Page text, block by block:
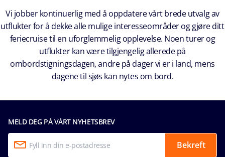
Vi jobber kontinuerlig med å oppdatere vårt brede utvalg av
utflukter for å dekke alle mulige interesseområder og gjøre ditt
feriecruise til en uforglemmelig opplevelse. Noen turer og
utflukter kan være tilgjengelig allerede på
ombordstigningsdagen, andre på dager vi er i land, mens
dagene til sjøs kan nytes om bord.
MELD DEG PÅ VÅRT NYHETSBREV
Bekreft